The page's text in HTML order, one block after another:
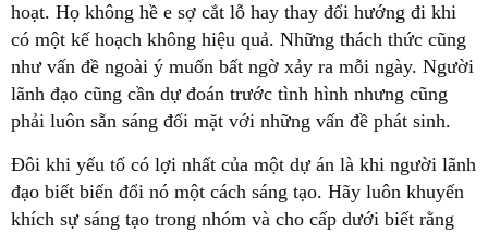
hoạt. Họ không hề e sợ cắt lỗ hay thay đổi hướng đi khi
có một kế hoạch không hiệu quả. Những thách thức cũng
như vấn đề ngoài ý muốn bất ngờ xảy ra mỗi ngày. Người
lãnh đạo cũng cần dự đoán trước tình hình nhưng cũng
phải luôn sẵn sáng đối mặt với những vấn đề phát sinh.
Đôi khi yếu tố có lợi nhất của một dự án là khi người lãnh
đạo biết biến đổi nó một cách sáng tạo. Hãy luôn khuyến
khích sự sáng tạo trong nhóm và cho cấp dưới biết rằng